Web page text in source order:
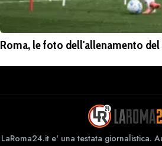
Roma, le foto dell'allenamento
LaRoma24.it e' una testata giornalistica.